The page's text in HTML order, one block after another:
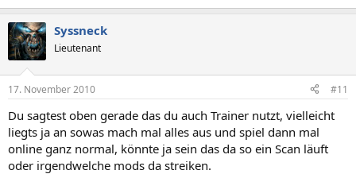
Syssneck
Lieutenant
17. November 2010 #11
Du sagtest oben gerade das du auch Trainer nutzt, vielleicht
liegts ja an sowas mach mal alles aus und spiel dann mal
online ganz normal, könnte ja sein das da so ein Scan läuft
oder irgendwelche mods da streiken.